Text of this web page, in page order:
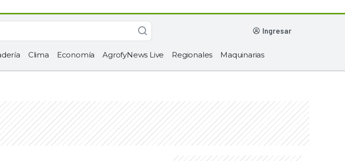
ingresar
Clima Economía AgrofyNews Live Regionales Maquinarias